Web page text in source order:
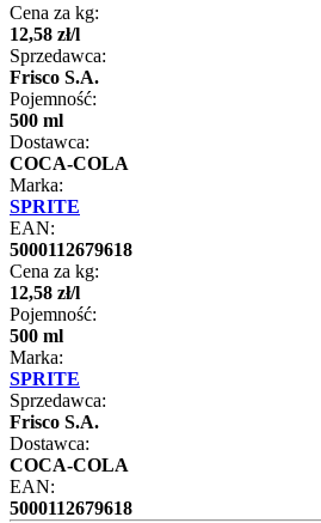
Cena za kg:
12,58 zł/l
Sprzedawca:
Frisco S.A.
Pojemność:
500 ml
Dostawca:
COCA-COLA
Marka:
SPRITE
EAN:
5000112679618
Cena za kg:
12,58 zł/l
Pojemność:
500 ml
Marka:
SPRITE
Sprzedawca:
Frisco S.A.
Dostawca:
COCA-COLA
EAN:
5000112679618